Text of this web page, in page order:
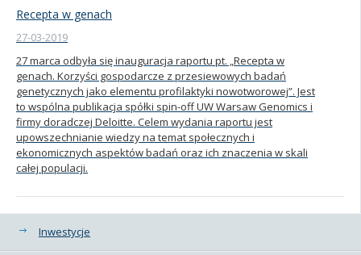
Recepta w genach
27-03-2019
27 marca odbyła się inauguracja raportu pt. „Recepta w
genach. Korzyści gospodarcze z przesiewowych badań
genetycznych jako elementu profilaktyki nowotworowej”. Jest
to wspólna publikacja spółki spin-off UW Warsaw Genomics i
firmy doradczej Deloitte. Celem wydania raportu jest
upowszechnianie wiedzy na temat społecznych i
ekonomicznych aspektów badań oraz ich znaczenia w skali
całej populacji.
Kategorie
Inwestycje